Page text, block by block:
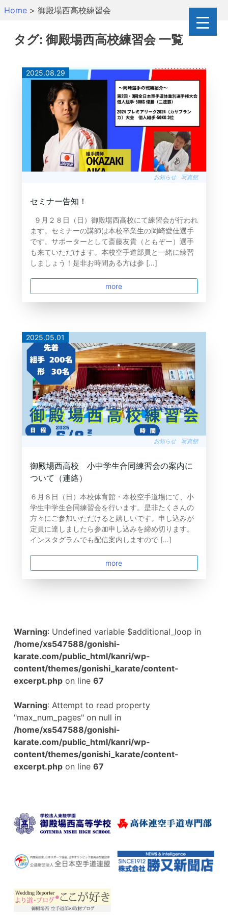
SkipHome > 御殿場西高校練習会
タグ: 御殿場西高校練習会一覧
2025.08.29
お知らせ 写真館
セミナー告知！
９月２８日（日）御殿場西高校にて練習会が行われ
ます。セミナーの講師は本校卒業生の岡崎愛佳選手
です。サポーターとして斎藤友貴（ともぞー）選手
も来ていただけます。本校空手道部員と一緒に練習
しましょう！是非お時間ある方は参 […]
more
2025.05.01
お知らせ 写真館
御殿場西高校 小中学生合同練習会の案内に
ついて（連絡）
６月８日（日）本校体育館・本校空手道場にて、小
学生中学生合同練習会を行います。是非たくさんの
方々にご参加いただけると嬉しいです。申し込みが
定員に達しましたら参加申し込みを締め切ります。
インスタグラムでも配信案内しますので […]
more
Warning: Undefined variable $additional_loop in
/home/xs547588/gonishi-
karate.com/public_html/kanri/wp-
content/themes/gonishi_karate/content-
excerpt.phpon line 67
Warning: Attempt to read property
"max_num_pages" on null in
/home/xs547588/gonishi-
karate.com/public_html/kanri/wp-
content/themes/gonishi_karate/content-
excerpt.phpon line 67